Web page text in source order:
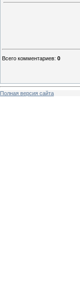
Всего комментариев: 0
Полная версия сайта